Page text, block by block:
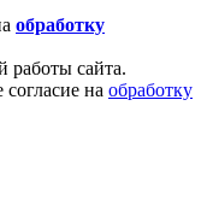
обработку
работы сайта.
на обработку